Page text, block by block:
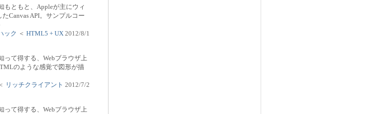
もともと、Appleが主にウィ
Canvas API。サンプルコー
ック ＜ HTML5 + UX 2012/8/1
って得する、Webブラウザ上
のような感覚で図形が描
リッチクライアント 2012/7/2
って得する、Webブラウザ上